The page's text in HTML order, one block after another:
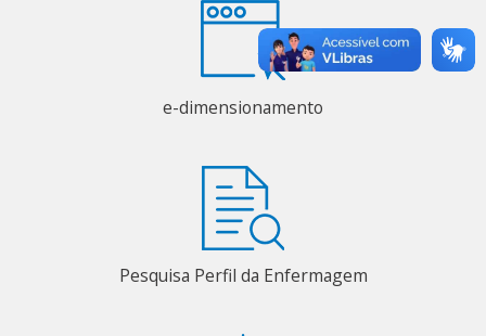
e-dimensionamento
Pesquisa Perfil da Enfermagem